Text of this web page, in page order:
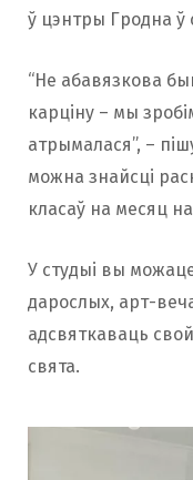
ў цэнтры Гродна ў
“Не абавязкова
карціну – мы
атрымалася”, –
можна знайсці
класаў на месяц
У студыі вы
дарослых, арт-
адсвяткаваць
свята.